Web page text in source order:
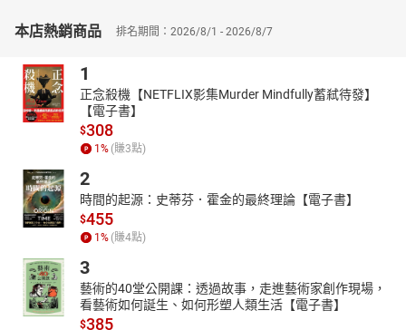
🔹打造事件訂閱 Webhooks
資料庫服務 Azure Cosmos DB 、Azure Cache for Redis
🔹使用 SQL/Core API 搜尋 Cosmos DB 資料
🔹開發 RESTful API 存取 Cosmos DB 資料
🔹使用 Azure 建立 Redis Cache 緩存資料
🔹使用 Queues 佇列傳訊
🔹使用發佈/訂閱 Topics 主題傳訊
🔹部署 Service Bus Trigger 事件觸發器
🔹使用 LUIS 建立自然語言理解模型
🔹使用 Custom Vision 建立影像辨識模型
🔹整合認知服務加值聊天機器人
本店熱銷商品 排名期間：2026/8/1 - 2026/8/7
1
正念殺機【NETFLIX影集Murder Mindfully蓄弒待發】
【電子書】
$308
1 % (賺3點)
2
時間的起源：史蒂芬．霍金的最終理論【電子書】
$455
1 % (賺4點)
3
藝術的40堂公開課：透過故事，走進藝術家創作現場，
看藝術如何誕生、如何形塑人類生活【電子書】
$385